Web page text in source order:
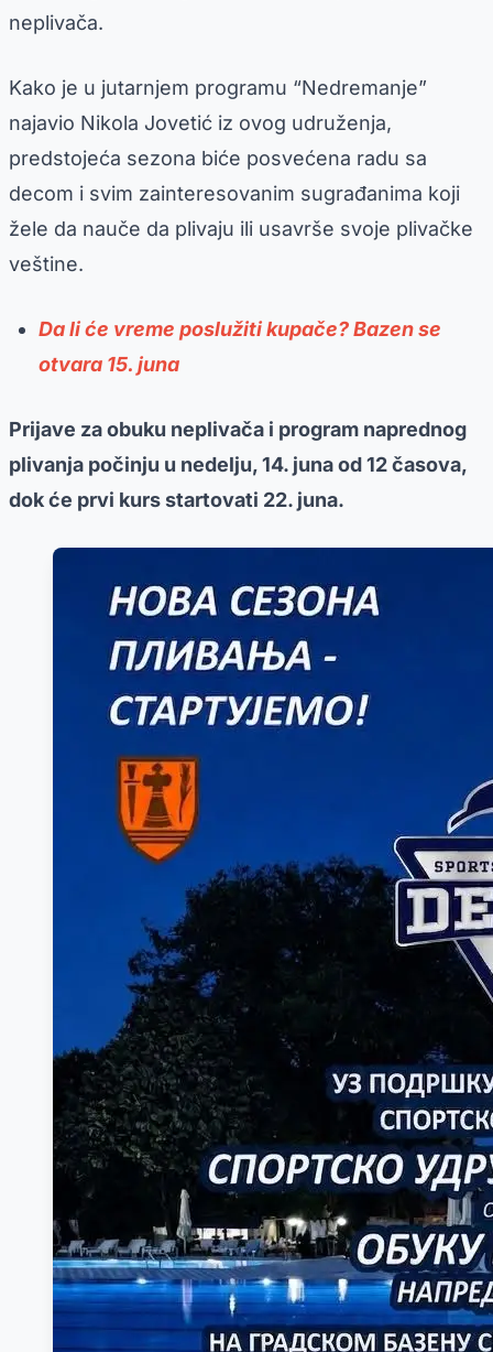
neplivača.
Kako je u jutarnjem programu “Nedremanje”
najavio Nikola Jovetić iz ovog udruženja,
predstojeća sezona biće posvećena radu sa
decom i svim zainteresovanim sugrađanima koji
žele da nauče da plivaju ili usavrše svoje plivačke
veštine.
Da li će vreme poslužiti kupače? Bazen se
otvara 15. juna
Prijave za obuku neplivača i program naprednog
plivanja počinju u nedelju, 14. juna od 12 časova,
dok će prvi kurs startovati 22. juna.